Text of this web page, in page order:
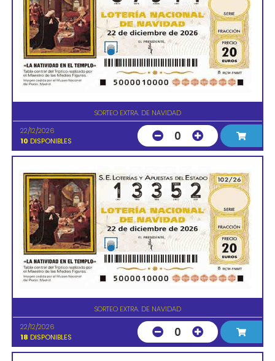
SORTEO EXTRA. DE NAVIDAD
22/12/2026
10 DISPONIBLES 0
SORTEO EXTRA. DE NAVIDAD
22/12/2026
18 DISPONIBLES 0